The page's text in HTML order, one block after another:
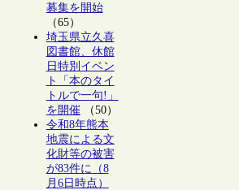
募集を開始
（65）
埼玉県立久喜
図書館、休館
日特別イベン
ト「本のタイ
トルで一句!」
を開催（50）
令和8年熊本
地震による文
化財等の被害
が83件に（8
月6日時点）